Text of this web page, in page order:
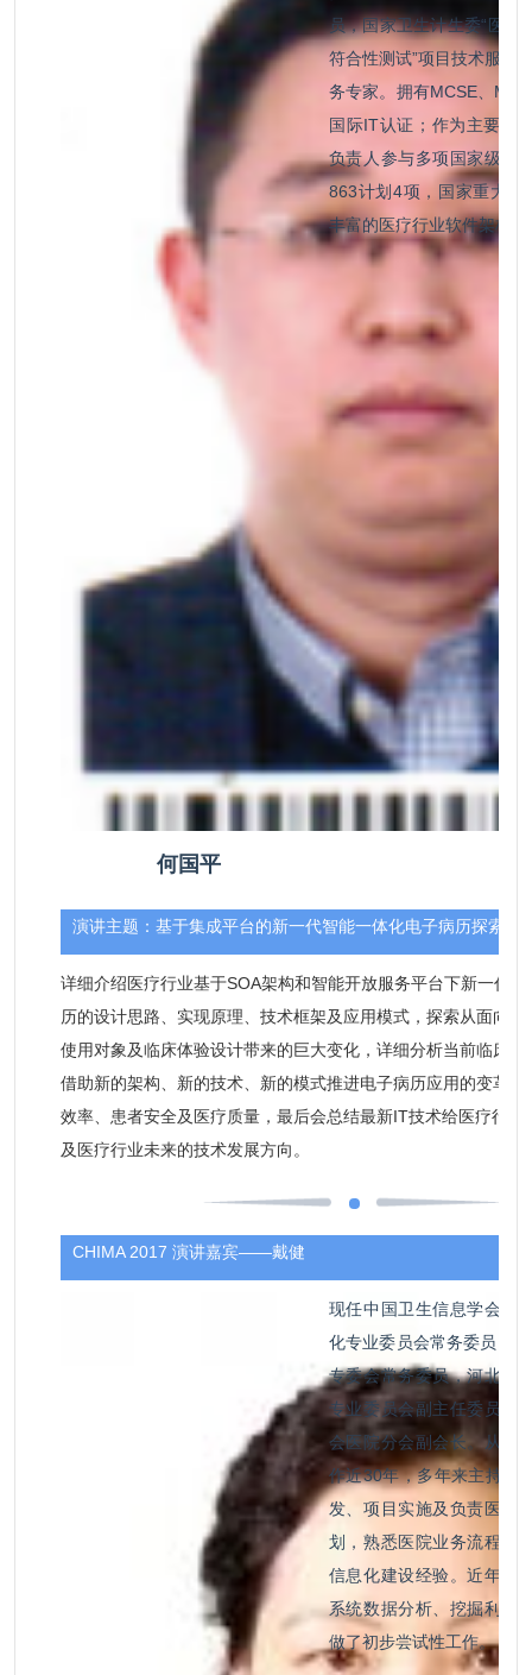
何国平
员，国家卫生计生委“医疗
符合性测试”项目技术服
务专家。拥有MCSE、
国际IT认证；作为主要的
负责人参与多项国家级重
863计划4项，国家重大专
丰富的医疗行业软件架构
演讲主题：基于集成平台的新一代智能一体化电子病历探索
详细介绍医疗行业基于SOA架构和智能开放服务平台下新一代
历的设计思路、实现原理、技术框架及应用模式，探索从面向功
使用对象及临床体验设计带来的巨大变化，详细分析当前临床工
借助新的架构、新的技术、新的模式推进电子病历应用的变革，
效率、患者安全及医疗质量，最后会总结最新IT技术给医疗行业
及医疗行业未来的技术发展方向。
CHIMA 2017 演讲嘉宾——戴健
现任中国卫生信息学会电
化专业委员会常务委员，
专委会常务委员，河北省
专业委员会副主任委员，
会医院分会副会长。从事
作近30年，多年来主持医
发、项目实施及负责医院
划，熟悉医院业务流程，
信息化建设经验。近年来
系统数据分析、挖掘利用
做了初步尝试性工作。